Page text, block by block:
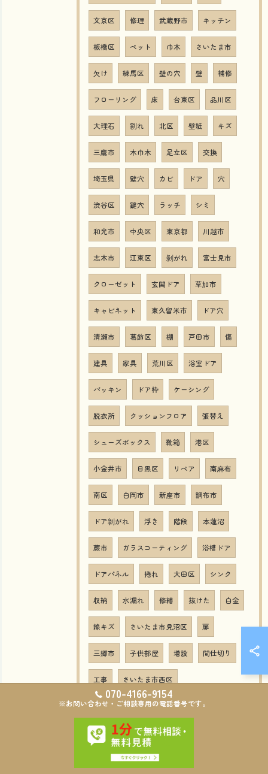
文京区 修理 武蔵野市 キッチン
板橋区 ペット 巾木 さいたま市
欠け 練馬区 壁の穴 壁 補修
フローリング 床 台東区 品川区
大理石 割れ 北区 壁紙 キズ
三鷹市 木巾木 足立区 交換
埼玉県 壁穴 カビ ドア 穴
渋谷区 鍵穴 ラッチ シミ
和光市 中央区 東京都 川越市
志木市 江東区 剝がれ 富士見市
クローゼット 玄関ドア 草加市
キャビネット 東久留米市 ドア穴
清瀬市 葛飾区 棚 戸田市 傷
建具 家具 荒川区 浴室ドア
パッキン ドア枠 ケーシング
脱衣所 クッションフロア 張替え
シューズボックス 靴箱 港区
小金井市 目黒区 リペア 南麻布
南区 白岡市 新座市 調布市
ドア剝がれ 浮き 階段 本蓮沼
蕨市 ガラスコーティング 浴槽ドア
ドアパネル 捲れ 大田区 シンク
収納 水漏れ 修繕 抜けた 白金
線キズ さいたま市見沼区 扉
三郷市 子供部屋 増設 間仕切り
工事 さいたま市西区
キッチンカウンター カウンター
ペットドア キャットドア
ふじみ野市 千葉県
070-4166-9154
※お問い合わせ・ご相談専用の電話番号です。